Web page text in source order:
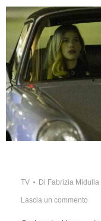
TV Di Fabrizia Midulla
Lascia un commento